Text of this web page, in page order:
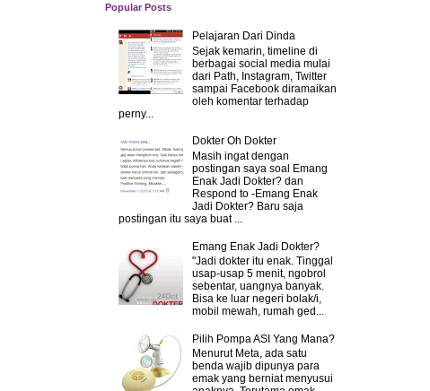
Popular Posts
Pelajaran Dari Dinda
Sejak kemarin, timeline di
berbagai social media mulai
dari Path, Instagram, Twitter
sampai Facebook diramaikan
oleh komentar terhadap
perny...
Dokter Oh Dokter
Masih ingat dengan
postingan saya soal Emang
Enak Jadi Dokter? dan
Respond to -Emang Enak
Jadi Dokter? Baru saja
postingan itu saya buat ...
Emang Enak Jadi Dokter?
"Jadi dokter itu enak. Tinggal
usap-usap 5 menit, ngobrol
sebentar, uangnya banyak.
Bisa ke luar negeri bolak/i,
mobil mewah, rumah ged...
Pilih Pompa ASI Yang Mana?
Menurut Meta, ada satu
benda wajib dipunya para
emak yang berniat menyusui